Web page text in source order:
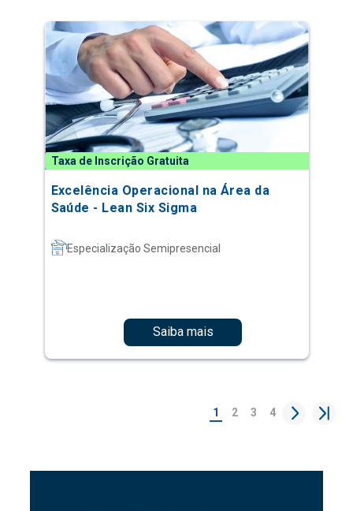
Taxa de Inscrição Gratuita
Excelência Operacional na Área da
Saúde - Lean Six Sigma
Especialização Semipresencial
Saiba mais
1 2 3 4